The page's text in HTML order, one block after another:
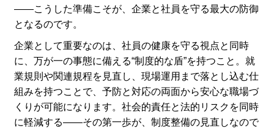
――こうした準備こそが、企業と社員を守る最大の防御
となるのです。
企業として重要なのは、社員の健康を守る視点と同時
に、万が一の事態に備える“制度的な盾”を持つこと。就
業規則や関連規程を見直し、現場運用まで落とし込む仕
組みを持つことで、予防と対応の両面から安心な職場づ
くりが可能になります。社会的責任と法的リスクを同時
に軽減する――その第一歩が、制度整備の見直しなので